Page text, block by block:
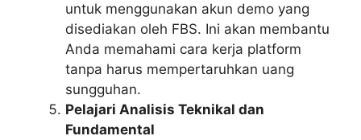
untuk menggunakan akun demo yang
disediakan oleh FBS. Ini akan membantu
Anda memahami cara kerja platform
tanpa harus mempertaruhkan uang
sungguhan.
Pelajari Analisis Teknikal dan
Fundamental